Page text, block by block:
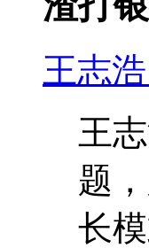
王志
王
题
长